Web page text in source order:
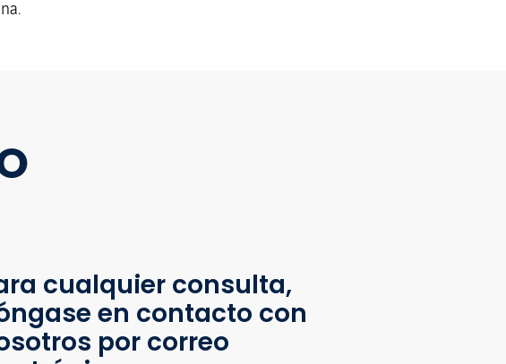
cualquier consulta,
en contacto con
por correo